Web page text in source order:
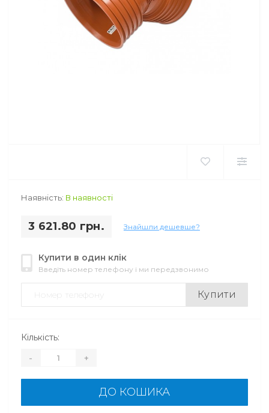
Наявність: В наявності
3 621.80 грн. Знайшли дешевше?
Купити в один клік
Введіть номер телефону і ми передзвонимо
Купити
Кількість:
- +
ДО КОШИКА